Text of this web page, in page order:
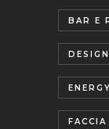
BAR E
DESIGN